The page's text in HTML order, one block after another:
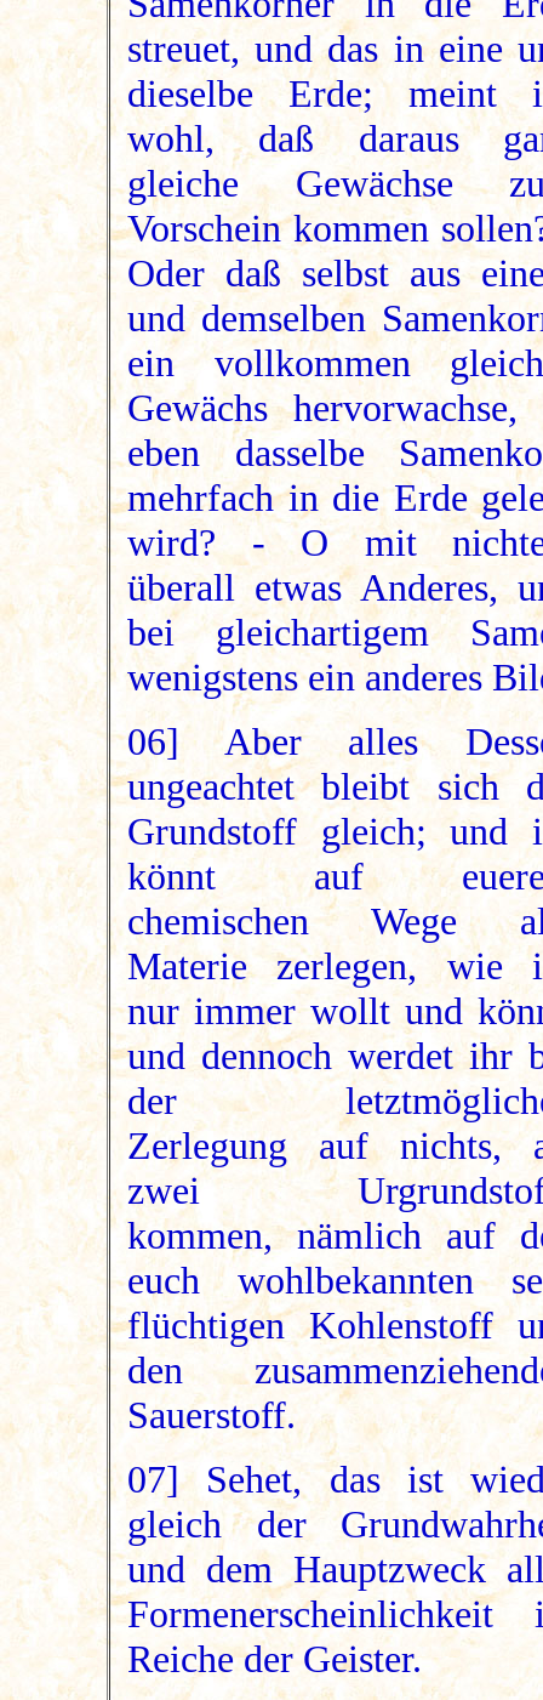
streuet, und das in eine
dieselbe Erde; meint
wohl, daß daraus
gleiche Gewächse
Vorschein kommen
Oder daß selbst aus
und demselben
ein vollkommen
Gewächs hervorwachse,
eben dasselbe
mehrfach in die Erde
wird? - O mit
überall etwas Anderes,
bei gleichartigem
wenigstens ein anderes
06] Aber alles
ungeachtet bleibt sich
Grundstoff gleich; und
könnt auf
chemischen Wege
Materie zerlegen, wie
nur immer wollt und
und dennoch werdet ihr
der
Zerlegung auf nichts,
zwei
kommen, nämlich auf
euch wohlbekannten
flüchtigen Kohlenstoff
den
Sauerstoff.
07] Sehet, das ist
gleich der
und dem Hauptzweck
Formenerscheinlichkeit
Reiche der Geister.